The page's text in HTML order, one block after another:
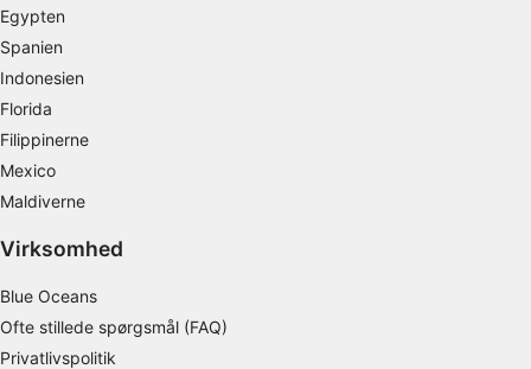
Egypten
Spanien
Indonesien
Florida
Filippinerne
Mexico
Maldiverne
Virksomhed
Blue Oceans
Ofte stillede spørgsmål (FAQ)
Privatlivspolitik
Bruge profiler til at vælge tilpasset indhold
Måle annonceringseffektivitet
Måle indholdseffektivitet
Forstå målgrupper gennem statistikker eller
Udvikle og forbedre tjenester
Bruge begrænsede oplysninger til at vælge
indhold